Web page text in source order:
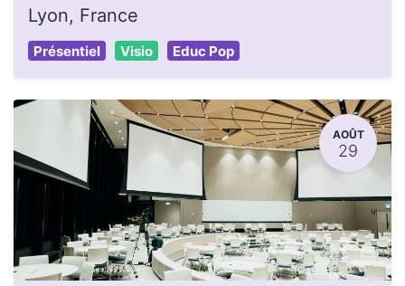
Lyon, France
Présentiel Visio Educ Pop
AOÛT
29